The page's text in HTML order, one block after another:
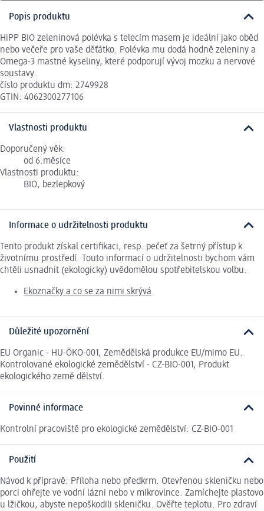
Popis produktu
HiPP BIO zeleninová polévka s telecím masem je ideální jako oběd
nebo večeře pro vaše děťátko. Polévka mu dodá hodně zeleniny a
Omega-3 mastné kyseliny, které podporují vývoj mozku a nervové
soustavy.
číslo produktu dm: 2749928
GTIN: 4062300277106
Vlastnosti produktu
Doporučený věk:
od 6.měsíce
Vlastnosti produktu:
BIO, bezlepkový
Informace o udržitelnosti produktu
Tento produkt získal certifikaci, resp. pečeť za šetrný přístup k
životnímu prostředí. Touto informací o udržitelnosti bychom vám
chtěli usnadnit (ekologicky) uvědomělou spotřebitelskou volbu.
Ekoznačky a co se za nimi skrývá
Důležité upozornění
EU Organic - HU-ÖKO-001, Zemědělská produkce EU/mimo EU.
Kontrolované ekologické zemědělství - CZ-BIO-001, Produkt
ekologického země dělství.
Povinné informace
Kontrolní pracoviště pro ekologické zemědělství: CZ-BIO-001
Použití
Návod k přípravě: Příloha nebo předkrm. Otevřenou skleničku nebo
porci ohřejte ve vodní lázni nebo v mikrovlnce. Zamíchejte plastovo
u lžičkou, abyste nepoškodili skleničku. Ověřte teplotu. Pro zdraví